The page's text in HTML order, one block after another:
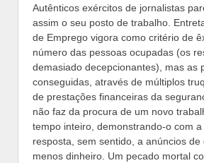
Autênticos exércitos de jornalistas
assim o seu posto de trabalho.
de Emprego vigora como critério de
número das pessoas ocupadas (os
demasiado decepcionantes), mas as
conseguidas, através de múltiplos
de prestações financeiras da
não faz da procura de um novo
tempo inteiro, demonstrando-o com
resposta, sem sentido, a anúncios
menos dinheiro. Um pecado mortal